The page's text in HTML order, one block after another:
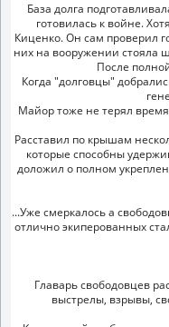
База долга
готовилась к войне.
Киценко. Он сам проверил
них на вооружении стояла
После
Когда "долговцы"
Майор тоже не терял
Расставил по крышам
которые способны
доложил о полном
...Уже смеркалось а
отлично экиперованных
Главарь свободовцев
выстрелы, взрывы,